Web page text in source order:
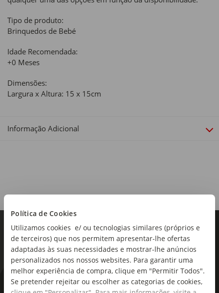
Política de Cookies
Utilizamos cookies e/ ou tecnologias similares (próprios e
de terceiros) que nos permitem apresentar-lhe ofertas
adaptadas às suas necessidades e mostrar-lhe anúncios
personalizados nos nossos websites. Para garantir uma
melhor experiência de compra, clique em "Permitir Todos".
Se pretender rejeitar ou escolher as categorias de cookies,
Tipo de produto:
Brinquedos de Bebé
Idade Recomendada:
+0 Meses
Dimensões:
Largura x Altura: 15 x 15cm
Informação Adicional
As novidades mais frescas no